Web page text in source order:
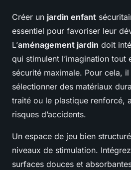
Créer un jardin enfant
essentiel pour favoriser leur
L’aménagement jardin doit
qui stimulent l’imagination tout
sécurité maximale. Pour cela,
sélectionner des matériaux
traité ou le plastique renforcé,
risques d’accidents.
Un espace de jeu bien
niveaux de stimulation.
surfaces douces et